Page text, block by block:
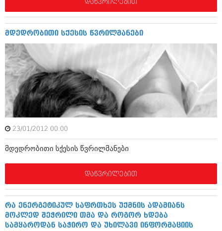
სექტემბერი 2017 (261)
ივლისი 2017 (233)
მაისი 2017 (216)
აპრილი 2017 (220)
მარტი 2017 (212)
თებერვალი 2017 (205)
იანვარი 2017 (246)
დეკემბერი 2016 (207)
ნოემბერი 2016 (207)
ოქტომბერი 2016 (257)
სექტემბერი 2016 (224)
ივნისი 2016 (221)
მაისი 2016 (261)
აპრილი 2016 (215)
მარტი 2016 (200)
თებერვალი 2016 (250)
იანვარი 2016 (206)
დაწვრილებით
მდედრობითი სქესის წვრილმანები
23/01/2012 00:00
მდედრობითი სქესის წვრილმანები
დაწვრილებით
რა ენერგეტიკულ საფრთხეს უქმნის ადამიანს
მოკლედ შეჭრილი თმა და როგორ ხდება
სამყაროდან საჭირო და უხილავი ინფორმაციის